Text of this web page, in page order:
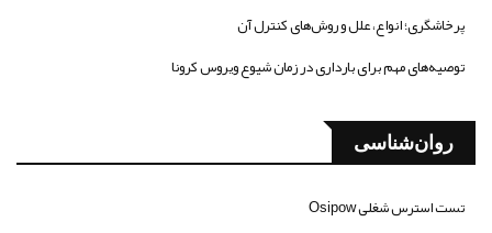
پرخاشگری؛ انواع، علل و روش‌های کنترل آن
توصیه‌های مهم برای بارداری در زمان شیوع ویروس کرونا
روان‌شناسی
تست استرس شغلی Osipow